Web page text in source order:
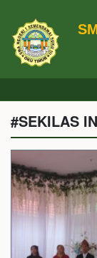
#SEKILAS